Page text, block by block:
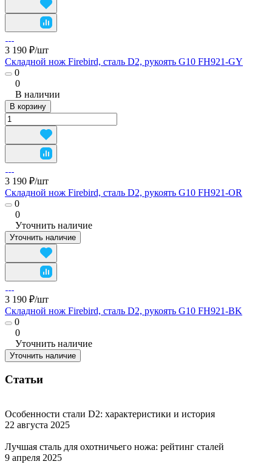
3 190 ₽/шт
Складной нож Firebird, сталь D2, рукоять G10 FH921-GY
0
0
В наличии
В корзину
3 190 ₽/шт
Складной нож Firebird, сталь D2, рукоять G10 FH921-OR
0
0
Уточнить наличие
Уточнить наличие
3 190 ₽/шт
Складной нож Firebird, сталь D2, рукоять G10 FH921-BK
0
0
Уточнить наличие
Уточнить наличие
Статьи
Особенности стали D2: характеристики и история
22 августа 2025
Лучшая сталь для охотничьего ножа: рейтинг сталей
9 апреля 2025